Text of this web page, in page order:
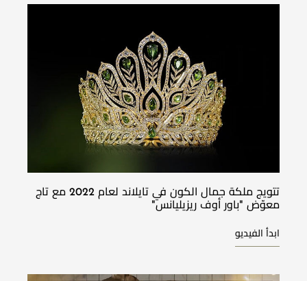
تتويج ملكة جمال الكون في تايلاند لعام 2022 مع تاج
معوّض "باور أوف ريزيليانس"
ابدأ الفيديو